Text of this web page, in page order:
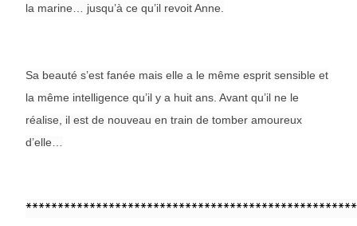
la marine… jusqu’à ce qu’il revoit Anne.
Sa beauté s’est fanée mais elle a le même esprit sensible et
la même intelligence qu’il y a huit ans. Avant qu’il ne le
réalise, il est de nouveau en train de tomber amoureux
d’elle…